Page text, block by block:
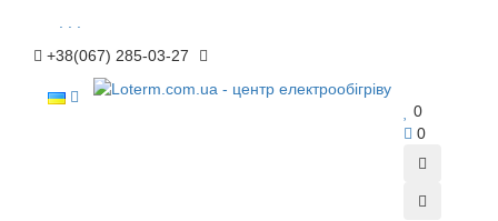
+38(067) 285-03-27
0
0